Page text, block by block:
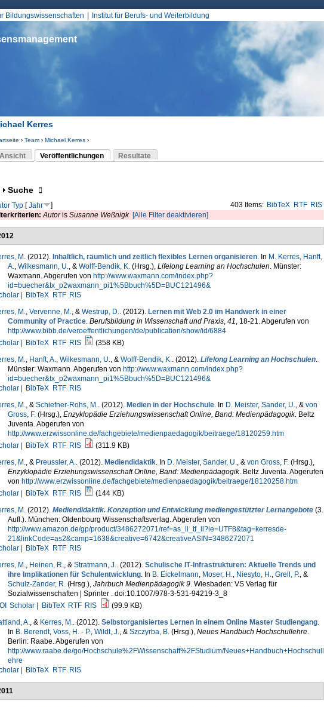
Bildungswissenschaften Institut für Berufs- und Weiterbildung
Kerres
sind hier
› Team› Michael Kerres›
Ansicht
Veröffentlichungen
(aktiver Reiter)
Resultate
Anzeigen
Suche
403 Items: BibTeX RTF RIS
Typ[Jahr
]
Autoris Susanne Weßnigk [Alle Filter deaktivieren]
M . (2012). Inhaltlich, räumlich und zeitlich flexibles Lernen organisieren. In M. Kerres, Hanft,
A., Wilkesmann, U., & Wolff-Bendik, K.(Hrsg.), Lifelong Learning an Hochschulen. Münster:
Waxmann. Abgerufen von http://www.waxmann.com/index.php?
id=buecher&tx_p2waxmann_pi1%5Bbuch%5D=BUC121496&
|
BibTeX RTF RIS
M., Vervenne, M., & Westrup, D.. (2012). Lernen mit Web 2.0 im Handwerk in einer
Community of Practice. Berufsbildung in Wissenschaft und Praxis, 41, 18-21. Abgerufen von
http://www.bibb.de/veroeffentlichungen/de/publication/show/id/6884
|
BibTeX RTF RIS
(358 KB)
M., Hanft, A., Wilkesmann, U., & Wolff-Bendik, K.. (2012). Lifelong Learning an Hochschulen.
Münster: Waxmann. Abgerufen von http://www.waxmann.com/index.php?
id=buecher&tx_p2waxmann_pi1%5Bbuch%5D=BUC121496&
|
BibTeX RTF RIS
M., & Schiefner-Rohs, M.. (2012). Medien in der Hochschule. In D. Meister, Sander, U., & von
Gross, F.(Hrsg.), Enzyklopädie Erziehungswissenschaft Online, Band: Medienpädagogik. Beltz
Juventa. Abgerufen von
http://www.erzwissonline.de/fachgebiete/medienpaedagogik/beitraege/18120259.htm
|
BibTeX RTF RIS
(311.9 KB)
M., & Preussler, A.. (2012). Mediendidaktik. In D. Meister, Sander, U., & von Gross, F.(Hrsg.),
Enzyklopädie Erziehungswissenschaft Online, Band: Medienpädagogik. Beltz Juventa. Abgerufen
von http://www.erzwissonline.de/fachgebiete/medienpaedagogik/beitraege/18120258.htm
|
BibTeX RTF RIS
(144 KB)
M . (2012). Mediendidaktik. Konzeption und Entwicklung mediengestützter Lernangebote(3.
Aufl.). München: Oldenbourg Wissenschaftsverlag. Abgerufen von
http://www.amazon.de/gp/product/3486272071/ref=as_li_tf_il?ie=UTF8&tag=kerresde-
21&linkCode=as2&camp=1638&creative=6742&creativeASIN=3486272071
|
BibTeX RTF RIS
M., Heinen, R., & Stratmann, J.. (2012). Schulische IT‐Infrastrukturen: Aktuelle Trends und
ihre Implikationen für Schulentwicklung. In B. Eickelmann, Moser, H., Niesyto, H., Grell, P., &
Schulz-Zander, R.(Hrsg.), Jahrbuch Medienpädagogik 9. Wiesbaden: VS Verlag für
Sozialwissenschaften | Sprinter . doi:10.1007/978-3-531-94219-3_8
Scholar | BibTeX RTF RIS
(99.9 KB)
A., & Kerres, M.. (2012). Selbstorganisiertes Lernen in einem Online Master Studiengang.
In B. Berendt, Voss, H. - P., Wildt, J., & Szczyrba, B.(Hrsg.), Neues Handbuch Hochschullehre.
Berlin: Raabe. Abgerufen von
http://www.raabe.de/go/Hochschule%2FWissenschaft%2FStudium/Neues+Handbuch+Hochschull
ehre
|
BibTeX RTF RIS